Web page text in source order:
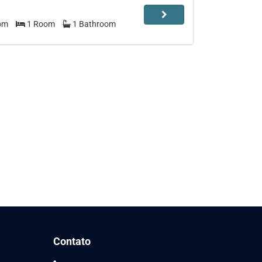
1 Room 1 Bathroom
Contato